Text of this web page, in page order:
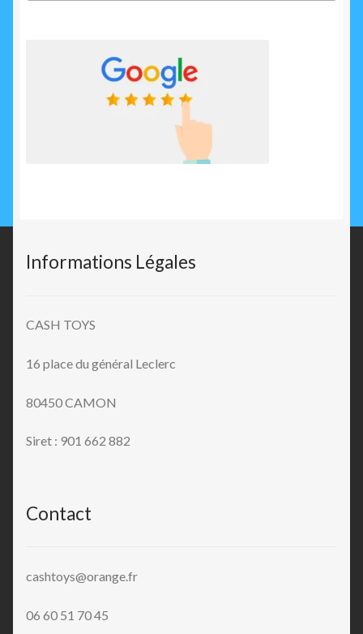
Informations Légales
CASH TOYS
16 place du général Leclerc
80450 CAMON
Siret : 901 662 882
Contact
cashtoys@orange.fr
06 60 51 70 45